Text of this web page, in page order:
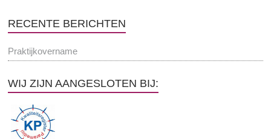
RECENTE BERICHTEN
Praktijkovername
WIJ ZIJN AANGESLOTEN BIJ: